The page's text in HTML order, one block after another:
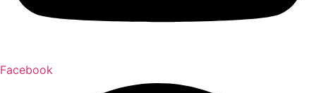
Facebook